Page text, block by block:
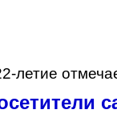
летие